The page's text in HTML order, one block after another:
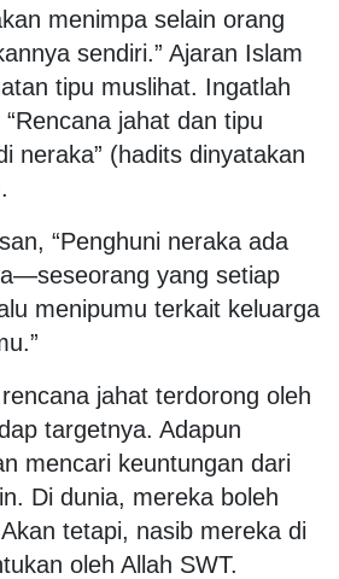
menimpa selain orang
sendiri.” Ajaran Islam
tipu muslihat. Ingatlah
jahat dan tipu
neraka” (hadits dinyatakan
“Penghuni neraka ada
yang setiap
menipumu terkait keluarga
jahat terdorong oleh
targetnya. Adapun
mencari keuntungan dari
Di dunia, mereka boleh
tetapi, nasib mereka di
oleh Allah SWT.